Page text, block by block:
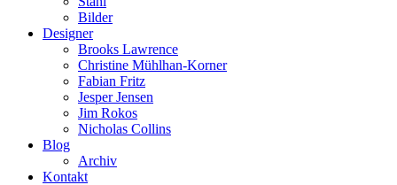
Bilder
Designer
Brooks Lawrence
Christine Mühlhan-Korner
Fabian Fritz
Jesper Jensen
Jim Rokos
Nicholas Collins
Blog
Archiv
Kontakt